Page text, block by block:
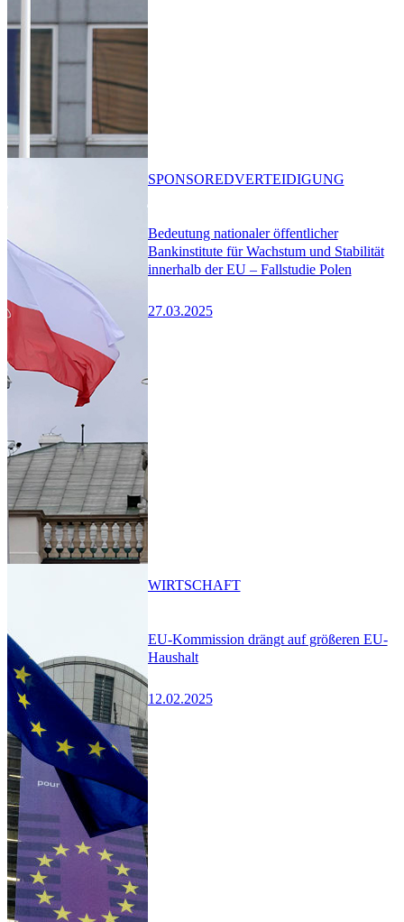
Bedeutung nationaler öffentlicher
Bankinstitute für Wachstum und Stabilität
innerhalb der EU – Fallstudie Polen
27.03.2025
SPONSOREDVERTEIDIGUNG
EU-Kommission drängt auf größeren EU-
Haushalt
12.02.2025
WIRTSCHAFT